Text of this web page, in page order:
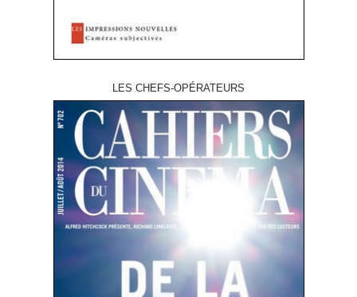
LES CHEFS-OPÉRATEURS